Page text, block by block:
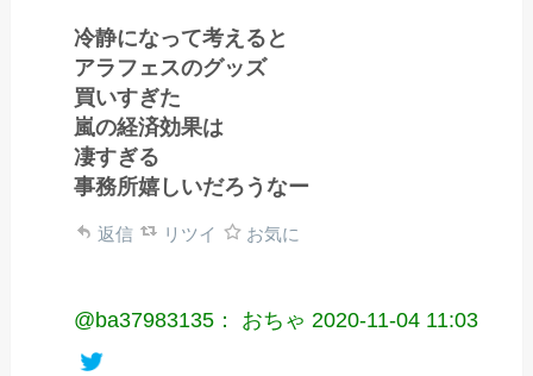
冷静になって考えると
アラフェスのグッズ
買いすぎた
嵐の経済効果は
凄すぎる
事務所嬉しいだろうなー
返信 リツイ お気に
@ba37983135： おちゃ 2020-11-04 11:03